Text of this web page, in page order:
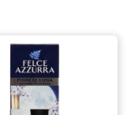
06/2020